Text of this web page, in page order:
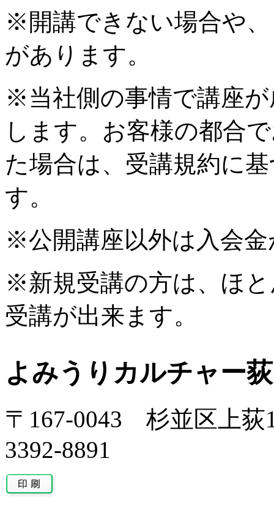
※開講できない場合や
があります。
※当社側の事情で講座
します。お客様の都合
た場合は、受講規約に
す。
※公開講座以外は入会
※新規受講の方は、ほ
受講が出来ます。
よみうりカルチャー
〒167-0043 杉並区上荻
3392-8891